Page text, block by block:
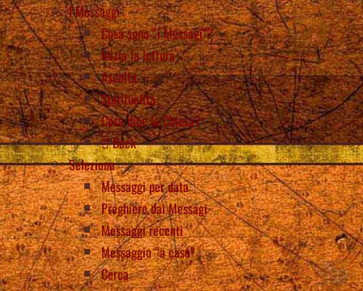
I Messaggi
Cosa sono “i Messagi”?
Inizia la lettura
Ascolta
Spiritualità
Cosa dice la Chiesa?
Back
Seleziona
Messaggi per data
Preghiere dai Messagi
Messaggi recenti
Messaggio “a caso”
Cerca